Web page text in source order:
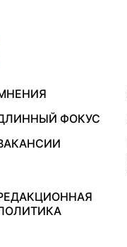
ФОКУС